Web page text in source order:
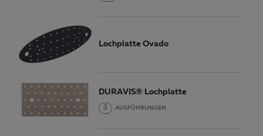
Lochplatte Ovado
DURAVIS® Lochplatte
3 AUSFÜHRUNGEN